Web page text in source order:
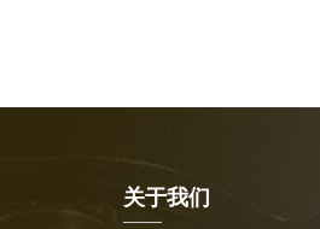
关于我们